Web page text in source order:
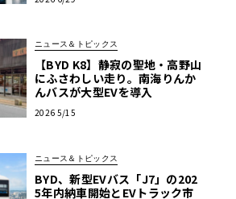
ニュース＆トピックス
【BYD K8】静寂の聖地・高野山
にふさわしい走り。南海りんか
んバスが大型EVを導入
2026 5/15
ニュース＆トピックス
BYD、新型EVバス「J7」の202
5年内納車開始とEVトラック市